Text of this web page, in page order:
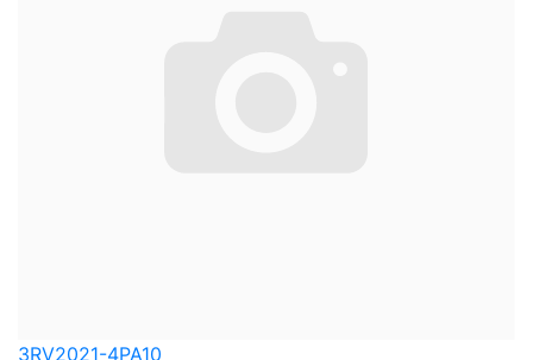
3RV2021-4PA10